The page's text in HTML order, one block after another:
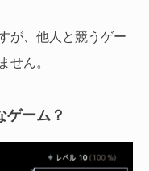
が、他人と競うゲー
せん。
ゲーム？